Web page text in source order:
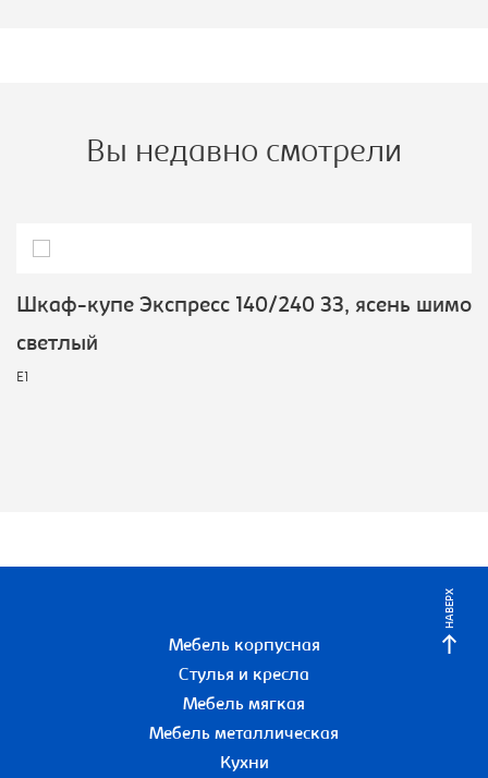
Вы недавно смотрели
Шкаф-купе Экспресс 140/240 ЗЗ, ясень шимо
светлый
E1
НАВЕРХ
Мебель корпусная
Стулья и кресла
Мебель мягкая
Мебель металлическая
Кухни